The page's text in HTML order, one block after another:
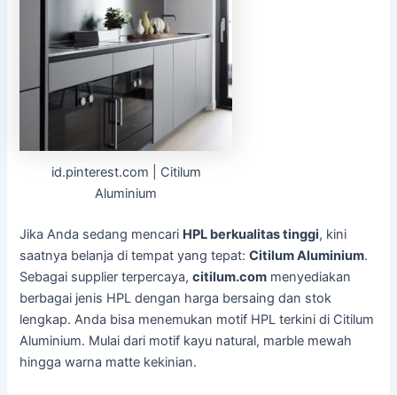
id.pinterest.com | Citilum
Aluminium
Jika Anda sedang mencari HPL berkualitas tinggi, kini
saatnya belanja di tempat yang tepat:Citilum Aluminium.
Sebagai supplier terpercaya,citilum.com menyediakan
berbagai jenis HPL dengan harga bersaing dan stok
lengkap. Anda bisa menemukan motif HPL terkini di Citilum
Aluminium. Mulai dari motif kayu natural, marble mewah
hingga warna matte kekinian.